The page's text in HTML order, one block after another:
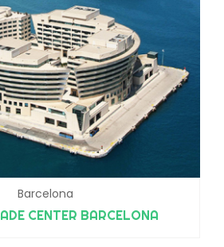
Barcelona
CENTER BARCELONA